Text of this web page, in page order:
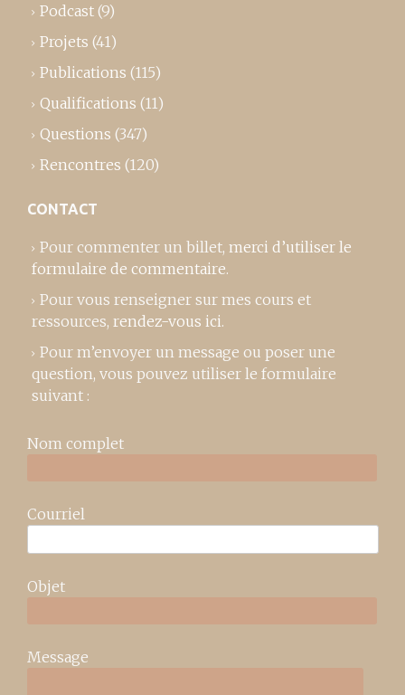
Podcast (9)
Projets (41)
Publications (115)
Qualifications (11)
Questions (347)
Rencontres (120)
CONTACT
Pour commenter un billet, merci d’utiliser le
formulaire de commentaire.
Pour vous renseigner sur mes cours et
ressources, rendez-vous ici.
Pour m’envoyer un message ou poser une
question, vous pouvez utiliser le formulaire
suivant :
Nom complet
Courriel
Objet
Message